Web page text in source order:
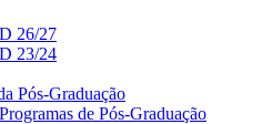
26/27
23/24
Pós-Graduação
de Pós-Graduação